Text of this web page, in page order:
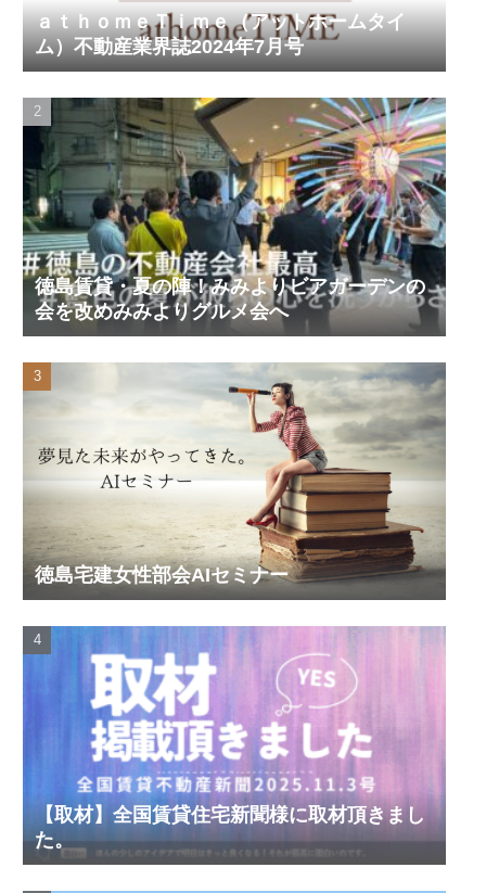
ａｔｈｏｍｅＴｉｍｅ（アットホームタイ
ム）不動産業界誌2024年7月号
徳島賃貸・夏の陣！みみよりビアガーデンの
会を改めみみよりグルメ会へ
徳島宅建女性部会AIセミナー
【取材】全国賃貸住宅新聞様に取材頂きまし
た。